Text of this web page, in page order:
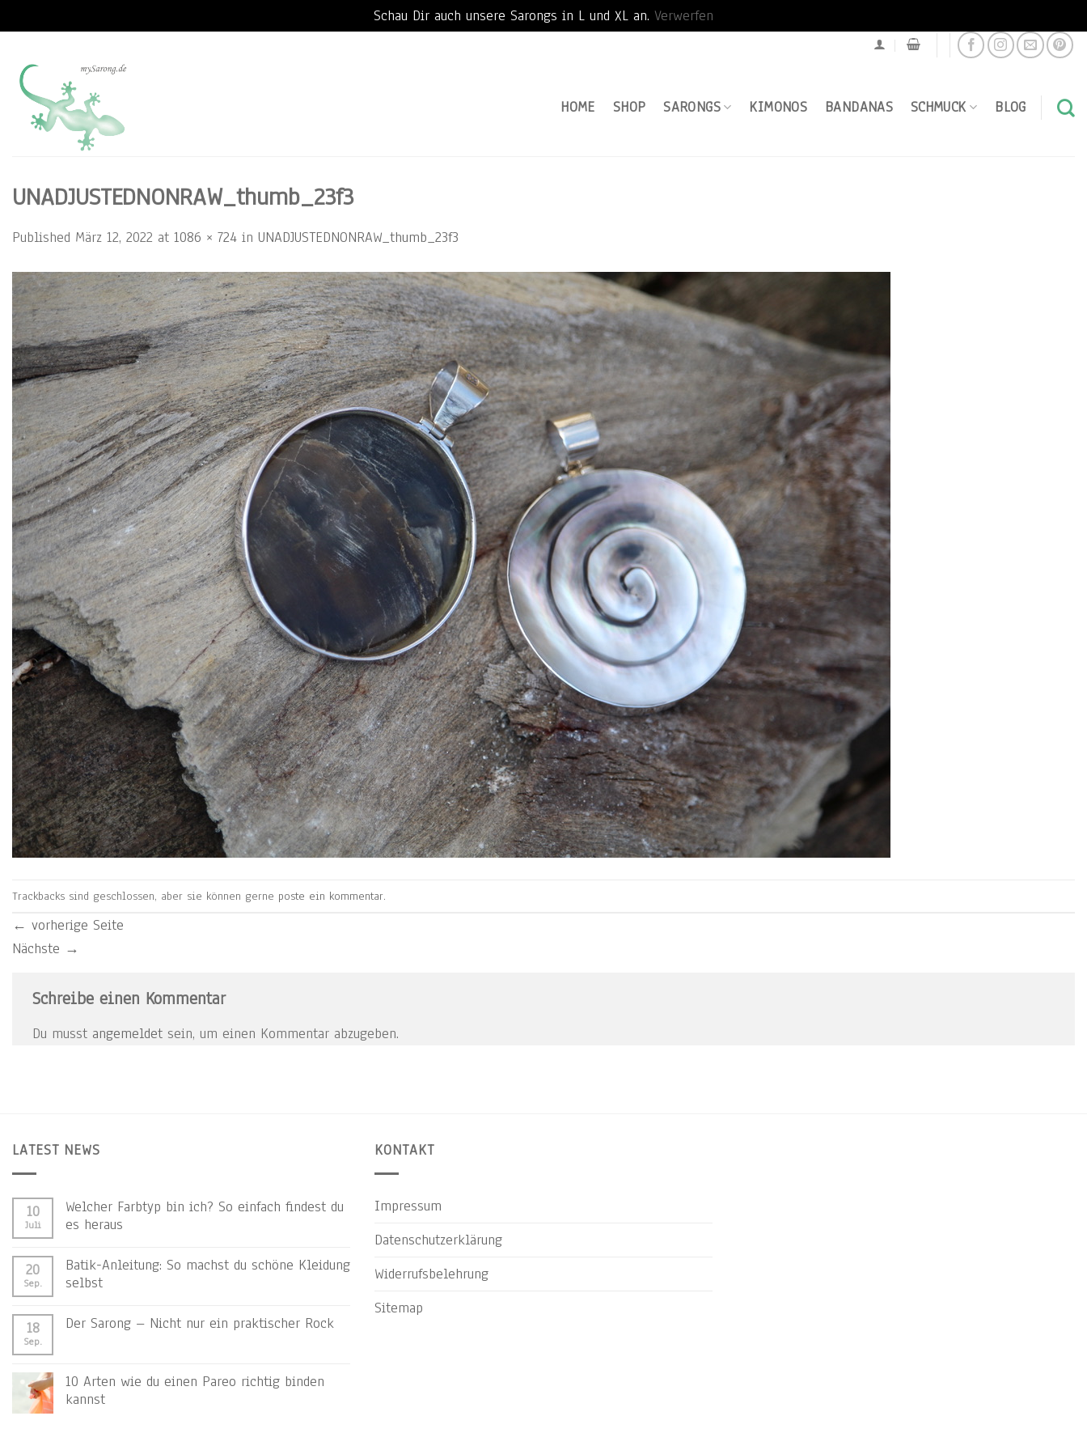
Schau Dir auch unsere Sarongs in L und XL an. Verwerfen
content
HOME
SHOP SARONGS KIMONOS BANDANAS SCHMUCK BLOG
UNADJUSTEDNONRAW_thumb_23f3
Published März 12, 2022 at 1086 × 724 in UNADJUSTEDNONRAW_thumb_23f3
Trackbacks sind geschlossen, aber sie können gerne poste ein kommentar.
← vorherige Seite
Nächste →
Schreibe einen Kommentar
Du musst angemeldet sein, um einen Kommentar abzugeben.
LATEST NEWS
10
Juli
Welcher Farbtyp bin ich? So einfach findest du
es heraus
20
Sep.
Batik-Anleitung: So machst du schöne Kleidung
selbst
18
Sep.
Der Sarong – Nicht nur ein praktischer Rock
10 Arten wie du einen Pareo richtig binden
kannst
KONTAKT
Impressum
Datenschutzerklärung
Widerrufsbelehrung
Sitemap